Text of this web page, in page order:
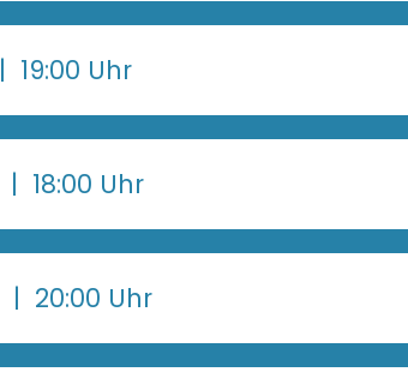
| 19:00 Uhr
| 18:00 Uhr
| 20:00 Uhr